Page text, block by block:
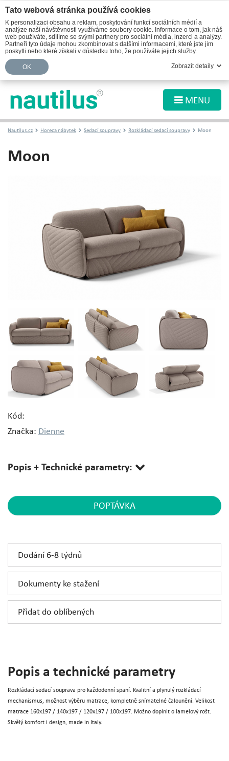
MENU
Nautilus.cz Horeca nábytek Sedací soupravy Rozkládací sedací soupravy Moon
Moon
Kód:
Značka: Dienne
Popis + Technické parametry:
POPTÁVKA
Přidat do oblíbených
Dokumenty ke stažení
Dodání 6-8 týdnů
Popis a technické parametry
Rozkládací sedací souprava pro každodenní spaní. Kvalitní a plynulý rozkládací
mechanismus, možnost výběru matrace, kompletně snímatelné čalounění. Velikost
matrace 160x197 / 140x197 / 120x197 / 100x197. Možno doplnit o lamelový rošt.
Skvělý komfort i design, made in Italy.
Tato webová stránka používá cookies
K personalizaci obsahu a reklam, poskytování funkcí sociálních médií a
analýze naší návštěvnosti využíváme soubory cookie. Informace o tom, jak náš
web používáte, sdílíme se svými partnery pro sociální média, inzerci a analýzy.
Partneři tyto údaje mohou zkombinovat s dalšími informacemi, které jste jim
poskytli nebo které získali v důsledku toho, že používáte jejich služby.
OK Zobrazit detaily